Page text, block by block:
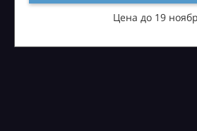
Цена до 19